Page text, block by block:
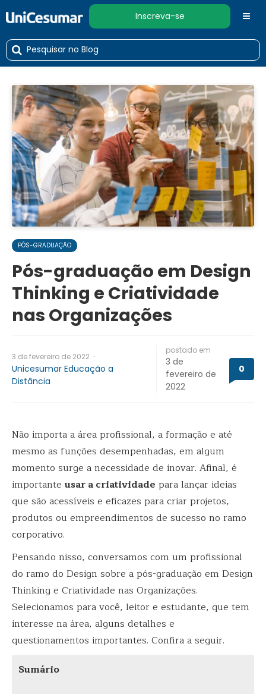
Inscreva-se
PÓS-GRADUAÇÃO
Pós-graduação em Design
Thinking e Criatividade
nas Organizações
3 de fevereiro de 2022 ·
Unicesumar Educação a
Distância
postado em
3 de
fevereiro de
2022
0
Não importa a área profissional, a formação e até
mesmo as funções desempenhadas, em algum
momento surge a necessidade de inovar. Afinal, é
importante usar a criatividade para lançar ideias
que são acessíveis e eficazes para criar projetos,
produtos ou empreendimentos de sucesso no ramo
corporativo.
Pensando nisso, conversamos com um profissional
do ramo do Design sobre a pós-graduação em Design
Thinking e Criatividade nas Organizações.
Selecionamos para você, leitor e estudante, que tem
interesse na área, alguns detalhes e
questionamentos importantes. Confira a seguir.
Sumário